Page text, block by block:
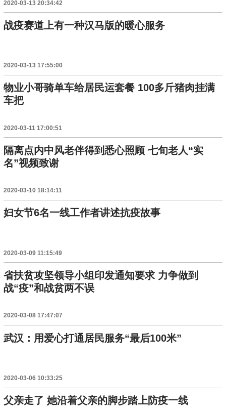
2020-03-13 20:34:42
战疫赛道上有一种汉马版的暖心服务
2020-03-13 17:55:00
物业小哥骑单车给居民运套餐 100多斤猪肉挂满
车把
2020-03-11 17:00:51
隔离点内中风老伴得到悉心照顾 七旬老人“实
名”视频致谢
2020-03-10 18:14:11
妇女节6名一线工作者讲述抗疫故事
2020-03-09 11:15:49
省扶贫攻坚领导小组印发通知要求 力争做到
战“疫”和战贫两不误
2020-03-08 17:47:07
武汉：用爱心打通居民服务“最后100米”
2020-03-06 10:33:25
父亲走了 她沿着父亲的脚步踏上防疫一线